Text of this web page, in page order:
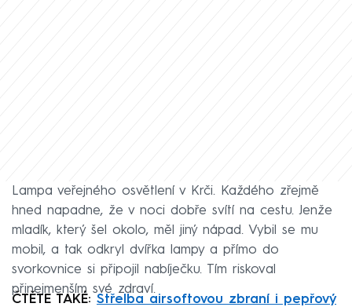
Lampa veřejného osvětlení v Krči. Každého zřejmě
hned napadne, že v noci dobře svítí na cestu. Jenže
mladík, který šel okolo, měl jiný nápad. Vybil se mu
mobil, a tak odkryl dvířka lampy a přímo do
svorkovnice si připojil nabíječku. Tím riskoval
přinejmenším své zdraví.
ČTĚTE TAKÉ: Střelba airsoftovou zbraní i pepřový